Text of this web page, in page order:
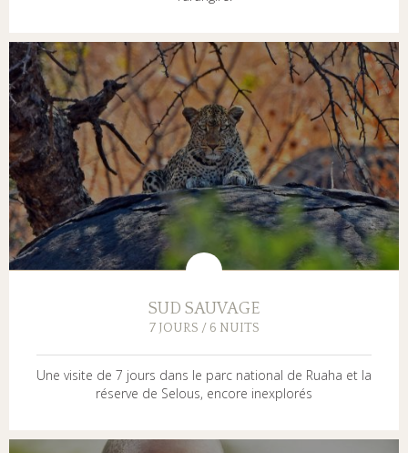
SUD SAUVAGE
7 JOURS / 6 NUITS
Une visite de 7 jours dans le parc national de Ruaha et la
réserve de Selous, encore inexplorés